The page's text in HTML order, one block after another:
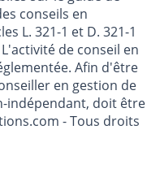
sur le guide de
conseils en
L. 321-1 et D. 321-1
de conseil en
Afin d'être
en gestion de
doit être
- Tous droits